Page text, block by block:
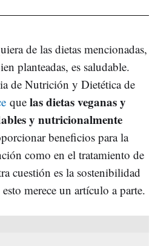
de las dietas mencionadas,
planteadas, es saludable.
de Nutrición y Dietética de
que las dietas veganas y
y nutricionalmente
beneficios para la
como en el tratamiento de
cuestión es la sostenibilidad
merece un artículo a parte.